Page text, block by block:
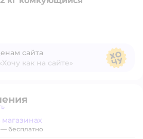
сайта
как на сайте»
доставки.
магазинах
бесплатно